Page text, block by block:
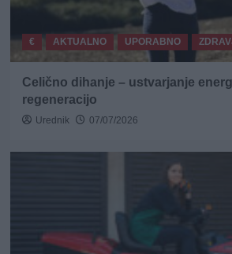
€ AKTUALNO UPORABNO
Celično dihanje – ustvarjanje
regeneracijo
Urednik 07/07/2026